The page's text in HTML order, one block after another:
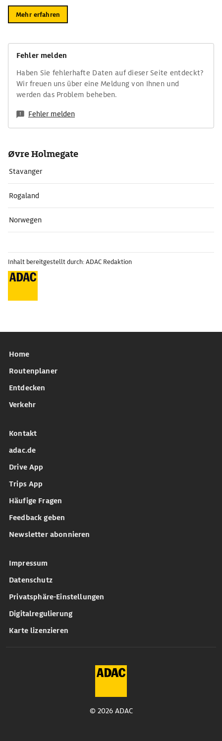
Mehr erfahren
Fehler melden
Haben Sie fehlerhafte Daten auf dieser Seite entdeckt?
Wir freuen uns über eine Meldung von Ihnen und
werden das Problem beheben.
Fehler melden
Øvre Holmegate
Stavanger
Rogaland
Norwegen
Inhalt bereitgestellt durch: ADAC Redaktion
Home
Routenplaner
Entdecken
Verkehr
Kontakt
adac.de
Drive App
Trips App
Häufige Fragen
Feedback geben
Newsletter abonnieren
Impressum
Datenschutz
Privatsphäre-Einstellungen
Digitalregulierung
Karte lizenzieren
© 2026 ADAC